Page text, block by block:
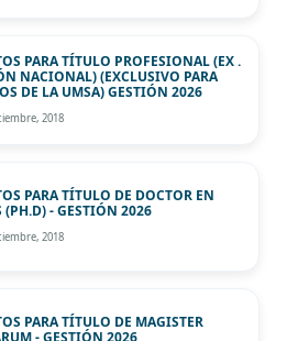
PARA TÍTULO PROFESIONAL (EX .
NACIONAL) (EXCLUSIVO PARA
DE LA UMSA) GESTIÓN 2026
2018
PARA TÍTULO DE DOCTOR EN
(PH.D) - GESTIÓN 2026
2018
PARA TÍTULO DE MAGISTER
- GESTIÓN 2026